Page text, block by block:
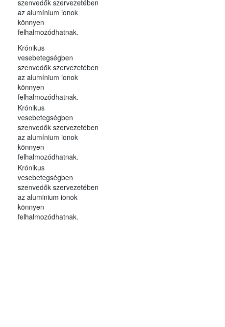
szenvedők szervezetében
az alumínium ionok
könnyen
felhalmozódhatnak.
Krónikus
vesebetegségben
szenvedők szervezetében
az alumínium ionok
könnyen
felhalmozódhatnak.
Krónikus
vesebetegségben
szenvedők szervezetében
az alumínium ionok
könnyen
felhalmozódhatnak.
Krónikus
vesebetegségben
szenvedők szervezetében
az aluminium ionok
könnyen
felhalmozódhatnak.